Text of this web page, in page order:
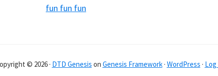
fun fun fun
© 2026 · DTD Genesis on Genesis Framework· WordPress · Log